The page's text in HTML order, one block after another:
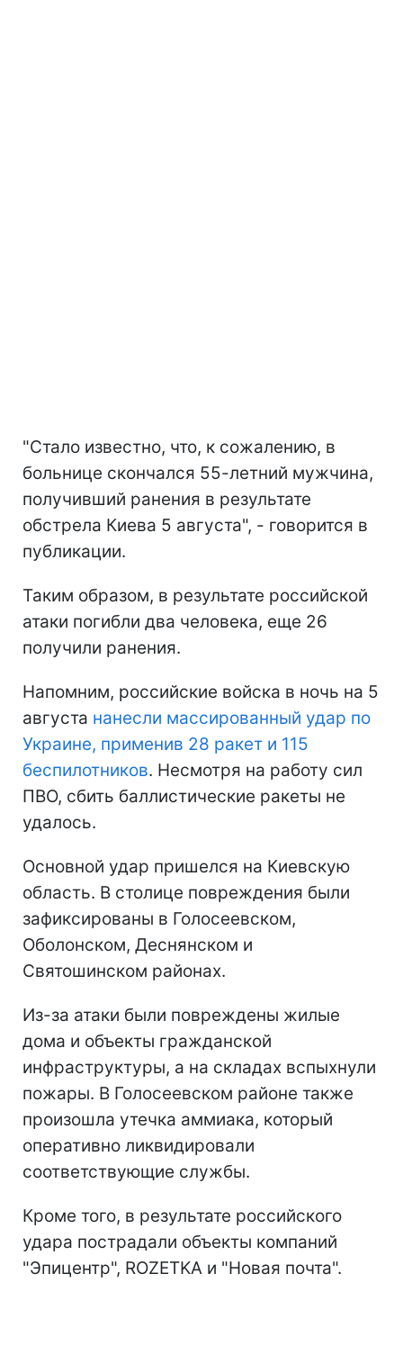
"Стало известно, что, к сожалению, в
больнице скончался 55-летний мужчина,
получивший ранения в результате
обстрела Киева 5 августа", - говорится в
публикации.
Таким образом, в результате российской
атаки погибли два человека, еще 26
получили ранения.
Напомним, российские войска в ночь на 5
августа нанесли массированный удар по
Украине, применив 28 ракет и 115
беспилотников. Несмотря на работу сил
ПВО, сбить баллистические ракеты не
удалось.
Основной удар пришелся на Киевскую
область. В столице повреждения были
зафиксированы в Голосеевском,
Оболонском, Деснянском и
Святошинском районах.
Из-за атаки были повреждены жилые
дома и объекты гражданской
инфраструктуры, а на складах вспыхнули
пожары. В Голосеевском районе также
произошла утечка аммиака, который
оперативно ликвидировали
соответствующие службы.
Кроме того, в результате российского
удара пострадали объекты компаний
"Эпицентр", ROZETKA и "Новая почта".